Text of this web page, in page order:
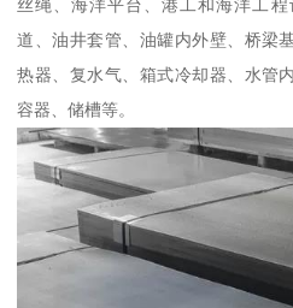
丝绳、海洋平台、港工和海洋工
道、油井套管、油罐内外壁、桥梁
热器、复水气、箱式冷却器、水管
容器、储槽等。